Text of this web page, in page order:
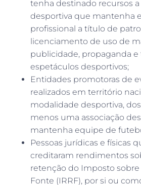
desportiva que mantenha
profissional a título de
licenciamento de uso de
publicidade, propaganda e
espetáculos desportivos;
Entidades promotoras de
realizados em território
modalidade desportiva,
menos uma associação
mantenha equipe de
Pessoas jurídicas e físicas
creditaram rendimentos
retenção do Imposto
Fonte (IRRF), por si ou